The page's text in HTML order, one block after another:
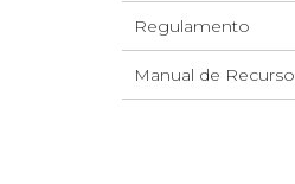
Regulamento
Manual de